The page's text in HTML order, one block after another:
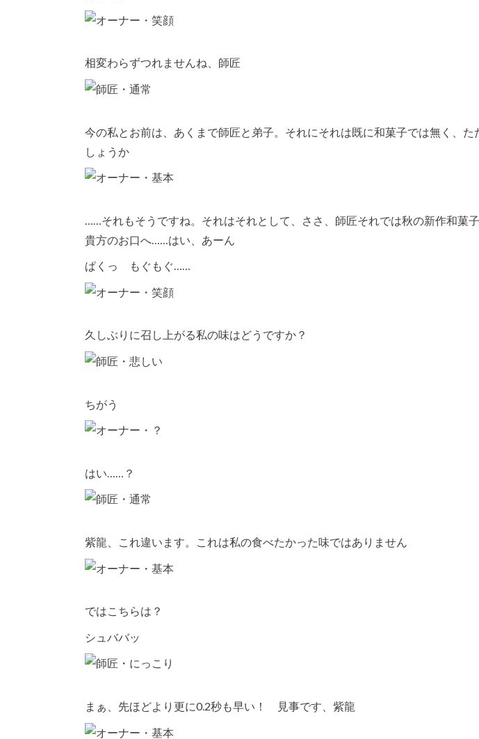
相変わらずつれませんね、師匠
今の私とお前は、あくまで師匠と弟子。それにそれは既に和菓子では無く、た
しょうか
……それもそうですね。それはそれとして、ささ、師匠それでは秋の新作和菓
貴方のお口へ……はい、あーん
ぱくっ もぐもぐ……
久しぶりに召し上がる私の味はどうですか？
ちがう
はい……？
紫龍、これ違います。これは私の食べたかった味ではありません
ではこちらは？
シュババッ
まぁ、先ほどより更に0.2秒も早い！ 見事です、紫龍